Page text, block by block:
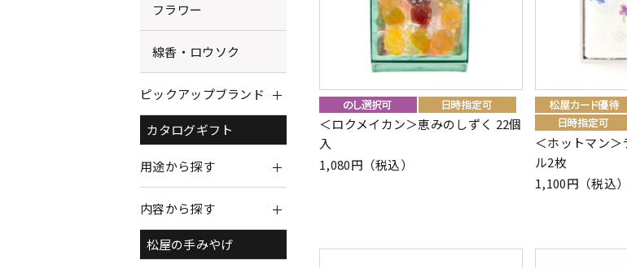
フラワー
線香・ロウソク
ピックアップブランド
カタログギフト
用途から探す
内容から探す
松屋の手みやげ
＜ロクメイカン＞恵みのしずく 22個
入
1,080円（税込）
＜ホットマン
ル2枚
1,100円（税込）